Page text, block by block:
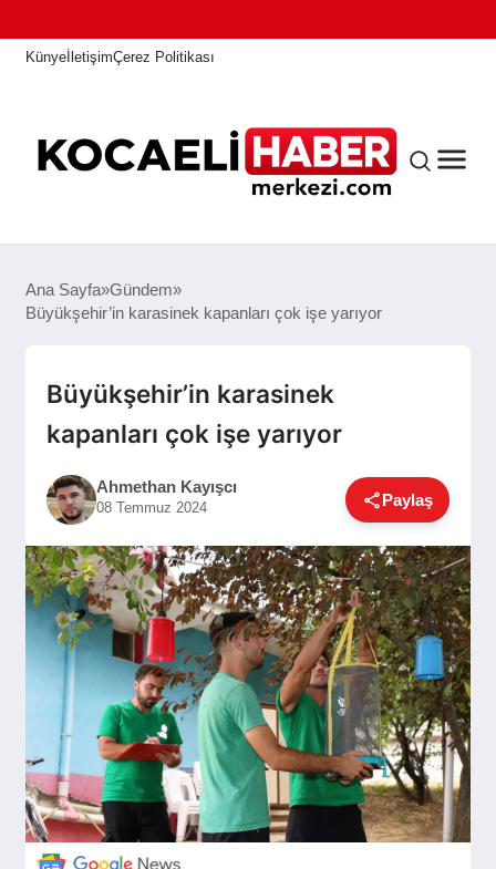
KünyeİletişimÇerez Politikası
ANASAYFA
ASAYIŞ
GÜNDEM
SIYASET
EĞITIM
EKONOMI
DÜNYA
Ana Sayfa Gündem
Büyükşehir’in karasinek kapanları çok işe yarıyor
Büyükşehir’in karasinek
kapanları çok işe yarıyor
Ahmethan Kayışcı
08 Temmuz 2024 Paylaş